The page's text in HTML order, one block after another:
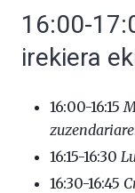
16:00-
irekiera
16:00-16:15
16:15-16:30
16:30-16:45